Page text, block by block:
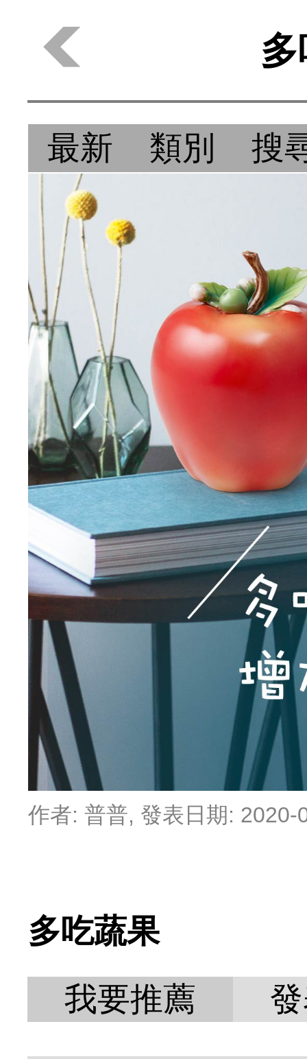
最新 類別 搜
作者: 普普, 發表日期: 2020-
多吃蔬果
我要推薦